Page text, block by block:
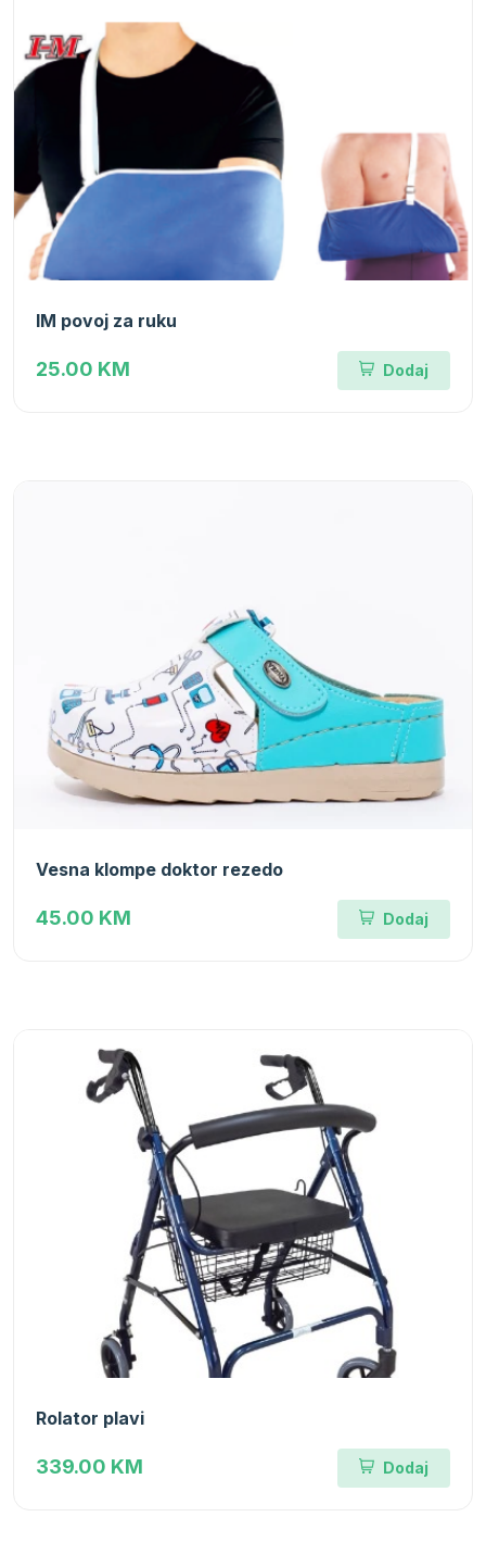
IM povoj za ruku
25.00 KM Dodaj
Vesna klompe doktor rezedo
45.00 KM Dodaj
Rolator plavi
339.00 KM Dodaj